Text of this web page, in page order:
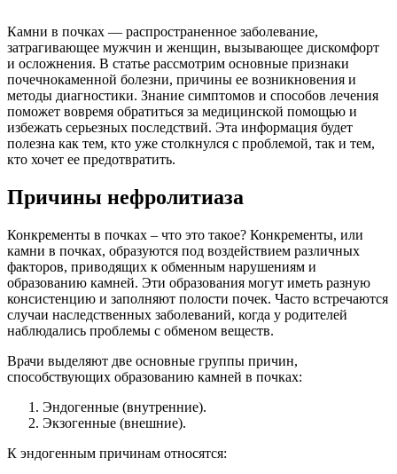
Камни в почках — распространенное заболевание,
затрагивающее мужчин и женщин, вызывающее дискомфорт
и осложнения. В статье рассмотрим основные признаки
почечнокаменной болезни, причины ее возникновения и
методы диагностики. Знание симптомов и способов лечения
поможет вовремя обратиться за медицинской помощью и
избежать серьезных последствий. Эта информация будет
полезна как тем, кто уже столкнулся с проблемой, так и тем,
кто хочет ее предотвратить.
Причины нефролитиаза
Конкременты в почках – что это такое? Конкременты, или
камни в почках, образуются под воздействием различных
факторов, приводящих к обменным нарушениям и
образованию камней. Эти образования могут иметь разную
консистенцию и заполняют полости почек. Часто встречаются
случаи наследственных заболеваний, когда у родителей
наблюдались проблемы с обменом веществ.
Врачи выделяют две основные группы причин,
способствующих образованию камней в почках:
Эндогенные (внутренние).
Экзогенные (внешние).
К эндогенным причинам относятся: